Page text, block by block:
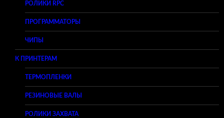
РОЛИКИ RPC
ПРОГРАММАТОРЫ
ЧИПЫ
К ПРИНТЕРАМ
ТЕРМОПЛЕНКИ
РЕЗИНОВЫЕ ВАЛЫ
РОЛИКИ ЗАХВАТА